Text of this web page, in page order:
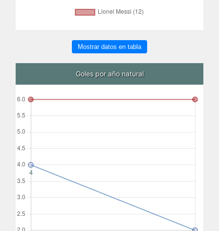
Mostrar datos en tabla
Goles por año natural